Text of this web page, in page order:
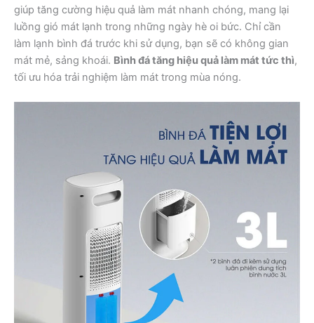
giúp tăng cường hiệu quả làm mát nhanh chóng, mang lại
luồng gió mát lạnh trong những ngày hè oi bức. Chỉ cần
làm lạnh bình đá trước khi sử dụng, bạn sẽ có không gian
mát mẻ, sảng khoái. Bình đá tăng hiệu quả làm mát tức thì,
tối ưu hóa trải nghiệm làm mát trong mùa nóng.